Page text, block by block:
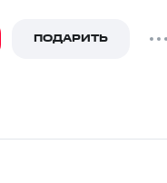
ПОДАРИТЬ